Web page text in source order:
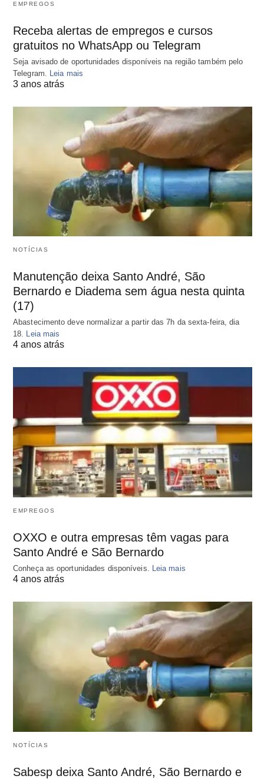
EMPREGOS
Receba alertas de empregos e cursos
gratuitos no WhatsApp ou Telegram
Seja avisado de oportunidades disponíveis na região também pelo
Telegram.
Leia mais
3 anos atrás
NOTÍCIAS
Manutenção deixa Santo André, São
Bernardo e Diadema sem água nesta quinta
(17)
Abastecimento deve normalizar a partir das 7h da sexta-feira, dia
18. Leia mais
4 anos atrás
EMPREGOS
OXXO e outra empresas têm vagas para
Santo André e São Bernardo
Conheça as oportunidades disponíveis. Leia mais
4 anos atrás
NOTÍCIAS
Sabesp deixa Santo André, São Bernardo e